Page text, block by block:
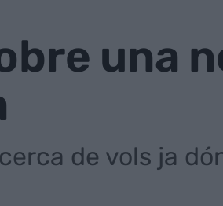
una
de vols ja